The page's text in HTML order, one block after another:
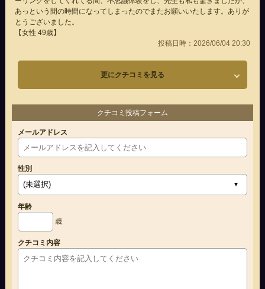
あっという間の時間になってしまったのでまたお願いいたします。ありが
とうございました。
【女性 49歳】
投稿日時：2026/06/04 20:30
更にクチコミを見る
クチコミ投稿フォーム
メールアドレス
性別
年齢
歳
クチコミ内容